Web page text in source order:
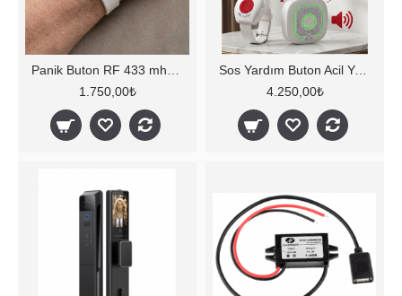
1.750,00₺
Sos Yardım Buton Acil Yardım Yaşlı Hasta Sos Buton Panik Bileklik Alarm Seti *WiFi Özellikli*
4.250,00₺